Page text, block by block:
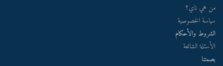
من هي ناي؟
سياسة الخصوصية
الشروط والأحكام
الأسئلة الشائعة
بصمتنا